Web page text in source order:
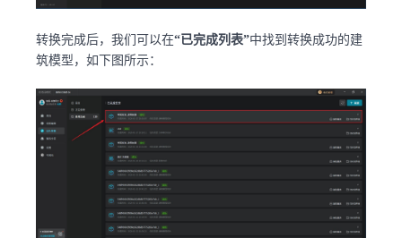
转换完成后，我们可以在“已完成列表”中找到转换成功的建
筑模型，如下图所示：